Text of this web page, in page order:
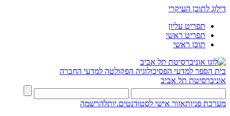
דילוג לתוכן העיקרי
תפריט עליון
תפריט ראשי
תוכן ראשי
בית הספר למדעי הפסיכולוגיה הפקולטה למדעי החברה
אוניברסיטת תל אביב
מערכת פניותאזור אישי לסטודנטים.יותלהרשמה